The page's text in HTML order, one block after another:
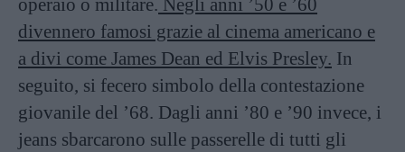
operaio o militare. Negli anni ’50 e ’60
divennero famosi grazie al cinema americano e
a divi come James Dean ed Elvis Presley. In
seguito, si fecero simbolo della contestazione
giovanile del ’68. Dagli anni ’80 e ’90 invece, i
jeans sbarcarono sulle passerelle di tutti gli